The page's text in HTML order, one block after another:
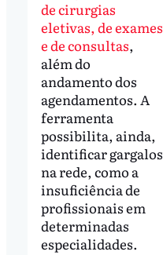
de cirurgias
eletivas, de exames
e de consultas,
além do
andamento dos
agendamentos. A
ferramenta
possibilita, ainda,
identificar gargalos
na rede, como a
insuficiência de
profissionais em
determinadas
especialidades.